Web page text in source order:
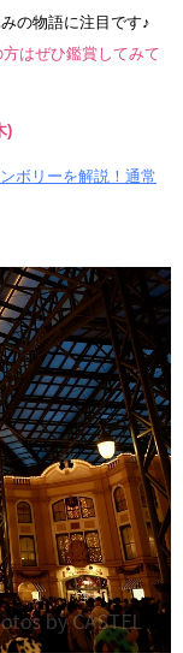
の物語に注目です♪
はぜひ鑑賞してみて
)
ボリーを解説！通常